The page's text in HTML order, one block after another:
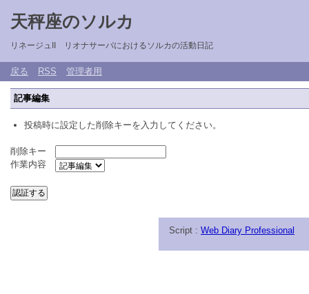
天秤座のソルカ
リネージュII リオナサーバにおけるソルカの活動日記
戻る RSS 管理者用
記事編集
投稿時に設定した削除キーを入力してください。
削除キー
作業内容
Script : Web Diary Professional